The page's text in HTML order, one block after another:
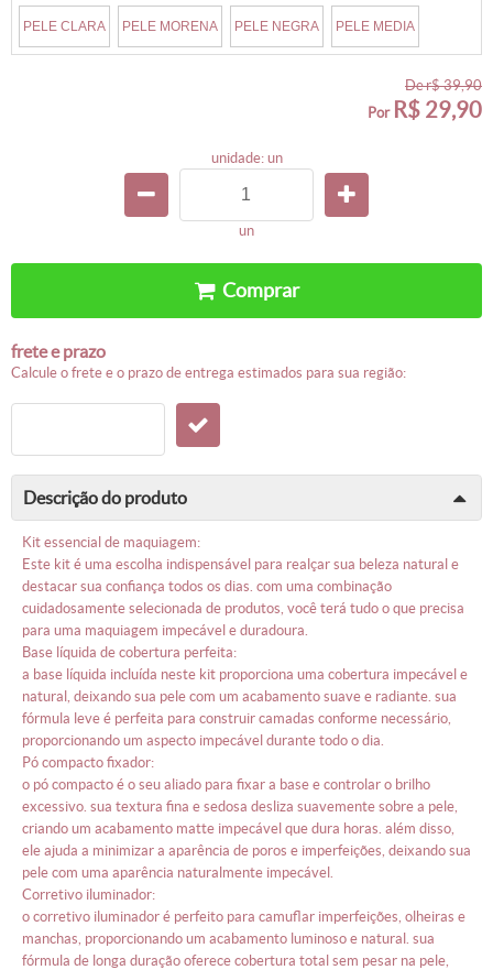
PELE CLARA PELE MORENA PELE NEGRA PELE MEDIA
der$ 39,90
por
R$ 29,90
unidade: un
un
comprar
frete e prazo
calcule o frete e o prazo de entrega estimados para sua região:
descrição do produto
kit essencial de maquiagem:
este kit é uma escolha indispensável para realçar sua beleza natural e
destacar sua confiança todos os dias. com uma combinação
cuidadosamente selecionada de produtos, você terá tudo o que precisa
para uma maquiagem impecável e duradoura.
base líquida de cobertura perfeita:
a base líquida incluída neste kit proporciona uma cobertura impecável e
natural, deixando sua pele com um acabamento suave e radiante. sua
fórmula leve é perfeita para construir camadas conforme necessário,
proporcionando um aspecto impecável durante todo o dia.
pó compacto fixador:
o pó compacto é o seu aliado para fixar a base e controlar o brilho
excessivo. sua textura fina e sedosa desliza suavemente sobre a pele,
criando um acabamento matte impecável que dura horas. além disso,
ele ajuda a minimizar a aparência de poros e imperfeições, deixando sua
pele com uma aparência naturalmente impecável.
corretivo iluminador:
o corretivo iluminador é perfeito para camuflar imperfeições, olheiras e
manchas, proporcionando um acabamento luminoso e natural. sua
fórmula de longa duração oferece cobertura total sem pesar na pele,